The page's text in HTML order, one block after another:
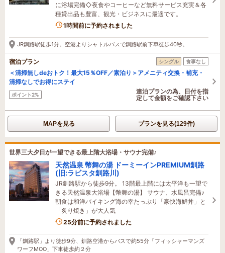
に浴場完備◇夜食やコーヒーなど無料サービス充実＆各
種貸出品も豊富、観光・ビジネスに最適です。
1名がこの宿を見ています
1時間前に予約されました
JR釧路駅徒歩1分。空港よりシャトルバスで釧路駅前下車徒歩40秒。
宿泊プラン シングル 食事なし
＜清掃無しdeおトク！最大15％OFF／素泊り＞アメニティ交換・補充・
清掃なしでお得にステイ
ポイント2%
連泊プランの為、日付を指
定して金額をご確認下さい
MAPを見る プランを見る(129件)
世界三大夕日が一望できる最上階大浴場・サウナ完備♪
天然温泉 幣舞の湯 ドーミーインPREMIUM釧路
(旧:ラビスタ釧路川)
JR釧路駅から徒歩9分。 13階最上階には太平洋も一望で
きる天然温泉大浴場【幣舞の湯】 サウナ、水風呂完備♪
朝食は和洋バイキング海の幸たっぷり「豪快海鮮丼」と
「炙り焼き」が大人気
2名がこの宿を見ています
25分前に予約されました
「釧路駅」より徒歩9分、釧路空港からバスで約55分「フィッシャーマンズ
ワーフMOO」下車徒歩約２分